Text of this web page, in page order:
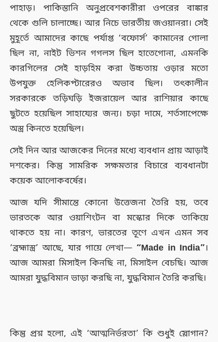
পাহাড়। পাকিস্তানি অনুপ্রবেশকারীরা ওপরের বাঙ্কার
থেকে গুলি চালাচ্ছে। আর নিচে ভারতীয় জওয়ানরা। সেই
মুহূর্তে আমাদের কাছে পর্যাপ্ত ‘বফোর্স’ কামানের গোলা
ছিল না, নাইট ভিশন গগলস ছিল হাতেগোনা, এমনকি
কারগিলের সেই হাড়হিম করা উচ্চতায় ওড়ার মতো
উপযুক্ত হেলিকপ্টারেরও অভাব ছিল। তৎকালীন
সরকারকে তড়িঘড়ি ইজরায়েল আর রাশিয়ার কাছে
ছুটতে হয়েছিল সাহায্যের জন্য। চড়া দামে, শর্তসাপেক্ষে
অস্ত্র কিনতে হয়েছিল।
সেই দিন আর আজকের দিনের মধ্যে ব্যবধান প্রায় আড়াই
দশকের। কিন্তু সামরিক সক্ষমতার বিচারে ব্যবধানটা
কয়েক আলোকবর্ষের।
আজ যদি সীমান্তে কোনো উত্তেজনা তৈরি হয়, তবে
ভারতকে আর ওয়াশিংটন বা মস্কোর দিকে তাকিয়ে
থাকতে হয় না। কারণ, ভারতের তূণে এখন এমন সব
‘ব্রহ্মাস্ত্র’ আছে, যার গায়ে লেখা— “Made in India”।
আজ আমরা মিসাইল কিনছি না, মিসাইল বেচছি। আজ
আমরা যুদ্ধবিমান ভাড়া করছি না, যুদ্ধবিমান তৈরি করছি।
কিন্তু প্রশ্ন হলো, এই ‘আত্মনির্ভরতা’ কি শুধুই স্লোগান?